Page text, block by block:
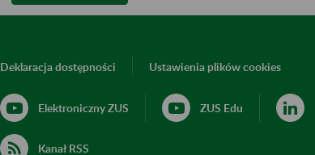
Deklaracja dostępności Ustawienia plików cookies
Elektroniczny ZUS ZUS Edu
Kanał RSS